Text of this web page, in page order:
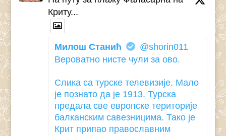
Криту...
Милош Станић
@shorin011
Вероватно нисте чули за ово.
Слика са турске телевизије. Мало
је познато да је 1913. Турска
предала све европске територије
балканским савезницима. Тако је
Крит припао православним